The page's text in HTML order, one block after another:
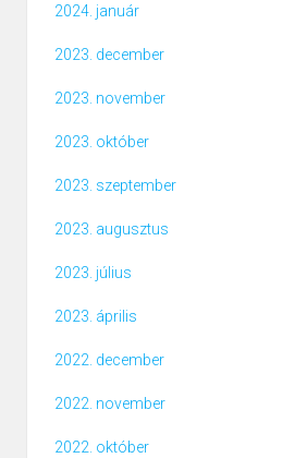
2024. január
2023. december
2023. november
2023. október
2023. szeptember
2023. augusztus
2023. július
2023. április
2022. december
2022. november
2022. október